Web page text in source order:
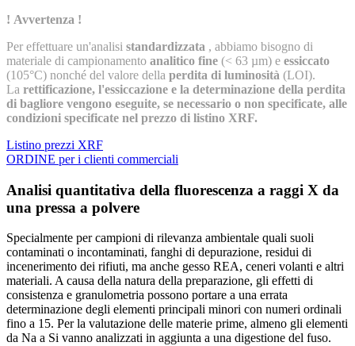
! Avvertenza !
Per effettuare un'analisi standardizzata , abbiamo bisogno di
materiale di campionamento analitico fine (< 63 µm) e essiccato
(105°C) nonché del valore della perdita di luminosità (LOI).
La rettificazione, l'essiccazione e la determinazione della perdita
di bagliore vengono eseguite, se necessario o non specificate, alle
condizioni specificate nel prezzo di listino XRF.
Listino prezzi XRF
ORDINE per i clienti commerciali
Analisi quantitativa della fluorescenza a raggi X da
una pressa a polvere
Specialmente per campioni di rilevanza ambientale quali suoli
contaminati o incontaminati, fanghi di depurazione, residui di
incenerimento dei rifiuti, ma anche gesso REA, ceneri volanti e altri
materiali. A causa della natura della preparazione, gli effetti di
consistenza e granulometria possono portare a una errata
determinazione degli elementi principali minori con numeri ordinali
fino a 15. Per la valutazione delle materie prime, almeno gli elementi
da Na a Si vanno analizzati in aggiunta a una digestione del fuso.